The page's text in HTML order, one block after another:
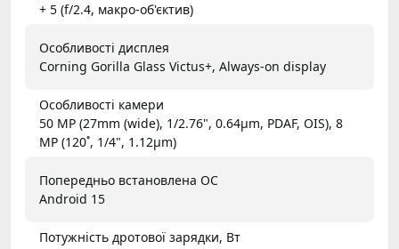
+ 5 (f/2.4, макро-об'єктив)
Особливості дисплея
Corning Gorilla Glass Victus+, Always-on display
Особливості камери
50 MP (27mm (wide), 1/2.76", 0.64µm, PDAF, OIS), 8
MP (120˚, 1/4", 1.12µm)
Попередньо встановлена ОС
Android 15
Потужність дротової зарядки, Вт